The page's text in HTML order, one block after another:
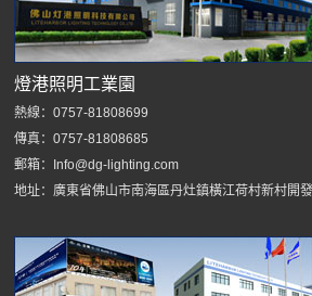
燈港照明工業園
熱線：0757-81808699
傳真：0757-81808685
郵箱：Info@dg-lighting.com
地址：廣東省佛山市南海區丹灶鎮橫江荷村新村開